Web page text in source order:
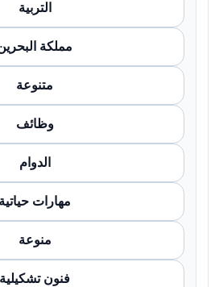
التربية
مملكة البحرين
متنوعة
وظائف
الدوام
مهارات حياتية
منوعة
فنون تشكيلية